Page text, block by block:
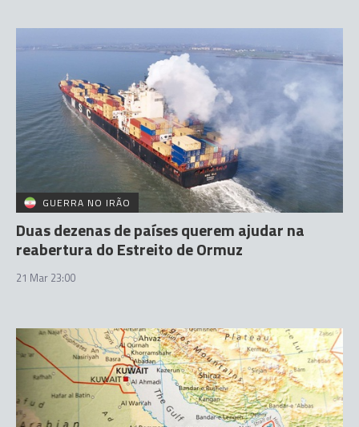
GUERRA NO IRÃO
Duas dezenas de países querem ajudar na
reabertura do Estreito de Ormuz
21 Mar 23:00